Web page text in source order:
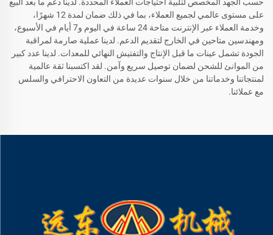
حسب الجهد المخصص لتلبية احتياجات العملاء المحددة. لدينا دعم ما بعد البيع
على مستوى عالمي لجميع العملاء، بما في ذلك ضمان لمدة 12 شهرًا،
وخدمة العملاء عبر الإنترنت متاحة 24 ساعة في اليوم و7 أيام في الأسبوع،
ومهندسين متاحين في الخارج لتقديم الدعم. لدينا عملية صارمة لمراقبة
الجودة تشمل عينات ما قبل الإنتاج والتفتيش النهائي للمعدات. لدينا عدد كبير
من الموانئ للشحن لضمان توصيل سريع وآمن. لقد اكتسبنا ثقة عالمية
لمنتجاتنا وخدماتنا من خلال سنوات عديدة من التعاون الاحترافي والسلس
مع عملائنا.